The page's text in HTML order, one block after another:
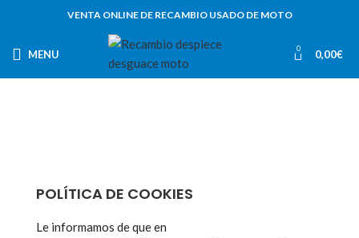
VENTA ONLINE DE RECAMBIO USADO DE MOTO
MENU 0 0,00€
POLÍTICA DE COOKIES
Le informamos de que en